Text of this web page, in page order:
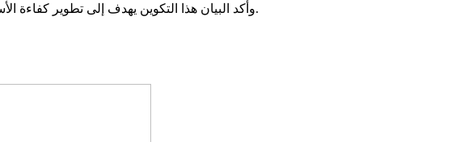
وأكد البيان هذا التكوين يهدف إلى تطوير كفاءة الأساتذة وتعزيز مهاراتهم التربوية، بما يسهم في تحسين جودة التعليم.